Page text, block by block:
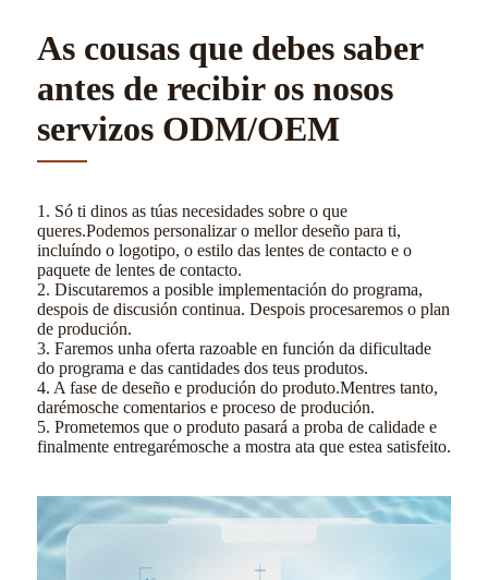
As cousas que debes saber
antes de recibir os nosos
servizos ODM/OEM
1. Só ti dinos as túas necesidades sobre o que
queres.Podemos personalizar o mellor deseño para ti,
incluíndo o logotipo, o estilo das lentes de contacto e o
paquete de lentes de contacto.
2. Discutaremos a posible implementación do programa,
despois de discusión continua. Despois procesaremos o plan
de produción.
3. Faremos unha oferta razoable en función da dificultade
do programa e das cantidades dos teus produtos.
4. A fase de deseño e produción do produto.Mentres tanto,
darémosche comentarios e proceso de produción.
5. Prometemos que o produto pasará a proba de calidade e
finalmente entregarémosche a mostra ata que estea satisfeito.